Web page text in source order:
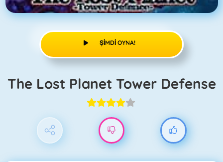
ŞIMDI OYNA!
The Lost Planet Tower Defense